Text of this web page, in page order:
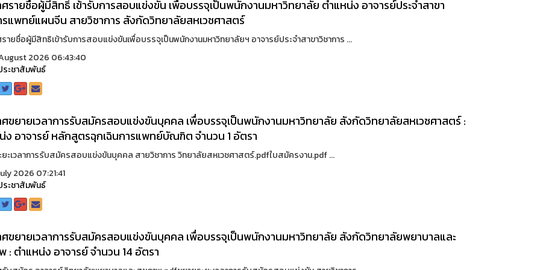
ศรายชื่อผู้มีสิทธิ์ เข้ารับการสอบแข่งขัน เพื่อบรรจุเป็นพนักงานมหาวิทยาลัย ตำแหน่ง อาจารย์ประจำสาขา
รแพทย์แผนจีน สายวิชาการ สังกัดวิทยาลัยสหเวชศาสตร์
ายชื่อผู้มีสิทธิเข้ารับการสอบแข่งขันเพื่อบรรจุเป็นพนักงานมหาวิทยาลัยฯ อาจารย์ประจำสาขาวิชาการ ...
2026 06:43:40
ระชาสัมพันธ์
ศขยายเวลาการรับสมัครสอบแข่งขันบุคคล เพื่อบรรจุเป็นพนักงานมหาวิทยาลัย สังกัดวิทยาลัยสหเวชศาสตร์ :
ง อาจารย์ หลักสูตรฉุกเฉินการแพทย์บัณฑิต จำนวน 1 อัตรา
ยะเวลาการรับสมัครสอบแข่งขันบุคคล สายวิชาการ วิทยาลัยสหเวชศาสตร์.pdfใบสมัครงาน.pdf ...
2026 07:21:41
ระชาสัมพันธ์
ศขยายเวลาการรับสมัครสอบแข่งขันบุคคล เพื่อบรรจุเป็นพนักงานมหาวิทยาลัย สังกัดวิทยาลัยพยาบาลและ
: ตำแหน่ง อาจารย์ จำนวน 14 อัตรา